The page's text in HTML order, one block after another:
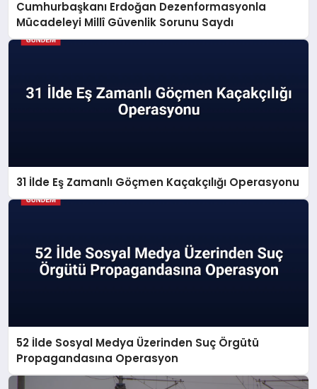
Cumhurbaşkanı Erdoğan Dezenformasyonla
Mücadeleyi Millî Güvenlik Sorunu Saydı
31 İlde Eş Zamanlı Göçmen Kaçakçılığı Operasyonu
52 İlde Sosyal Medya Üzerinden Suç Örgütü
Propagandasına Operasyon